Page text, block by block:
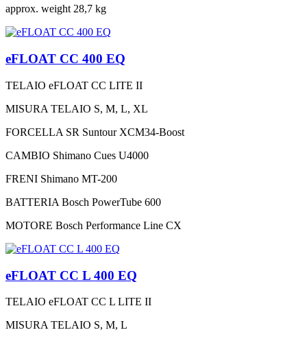
approx. weight 28,7 kg
eFLOAT CC 400 EQ
TELAIO eFLOAT CC LITE II
MISURA TELAIO S, M, L, XL
FORCELLA SR Suntour XCM34-Boost
CAMBIO Shimano Cues U4000
FRENI Shimano MT-200
BATTERIA Bosch PowerTube 600
MOTORE Bosch Performance Line CX
eFLOAT CC L 400 EQ
TELAIO eFLOAT CC L LITE II
MISURA TELAIO S, M, L